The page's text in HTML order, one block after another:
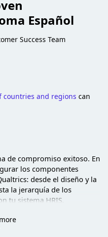
Español
Success Team
countries and regions can
de compromiso exitoso. En
los componentes
desde el diseño y la
la jerarquía de los
tu sistema HRIS.
Experience),
con pasos que podrás